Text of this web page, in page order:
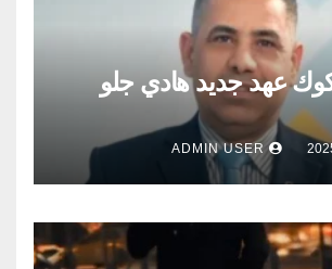
عهد جديد هادي جلو
ADMIN USER